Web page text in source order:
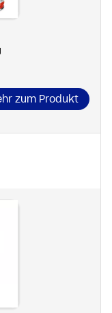
zum Produkt